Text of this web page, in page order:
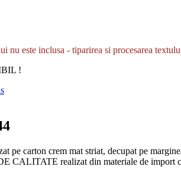
nu este inclusa - tiparirea si procesarea
!
pe carton crem mat striat, decupat pe
CALITATE realizat din materiale de import